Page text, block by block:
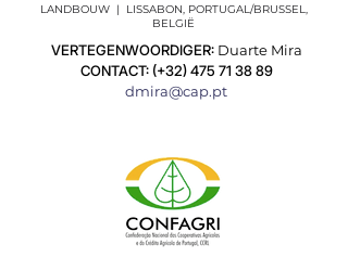
LANDBOUW | LISSABON, PORTUGAL/BRUSSEL,
BELGIË
VERTEGENWOORDIGER: Duarte Mira
CONTACT: (+32)475 71 38 89
dmira@cap.pt